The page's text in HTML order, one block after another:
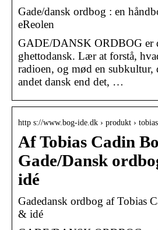
Gade/dansk ordbog : en
eReolen
GADE/DANSK ORDBOG er
ghettodansk. Lær at forstå,
radioen, og mød en subkultur,
andet dansk end det, …
http s://www.bog-ide.dk › produkt ›
Af Tobias Cadin
Gade/Dansk
idé
Gadedansk ordbog af Tobias
& idé